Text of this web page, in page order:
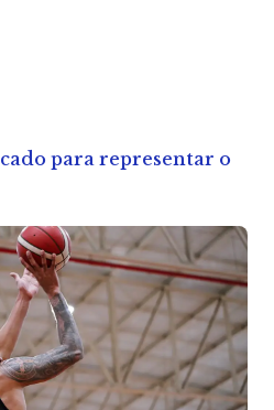
para representar o